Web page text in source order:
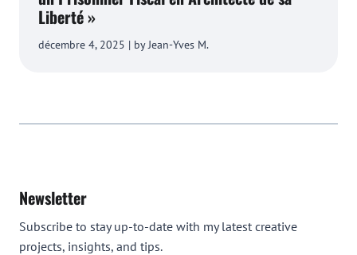
Liberté »
décembre 4, 2025 | by Jean-Yves M.
Newsletter
Subscribe to stay up-to-date with my latest creative
projects, insights, and tips.